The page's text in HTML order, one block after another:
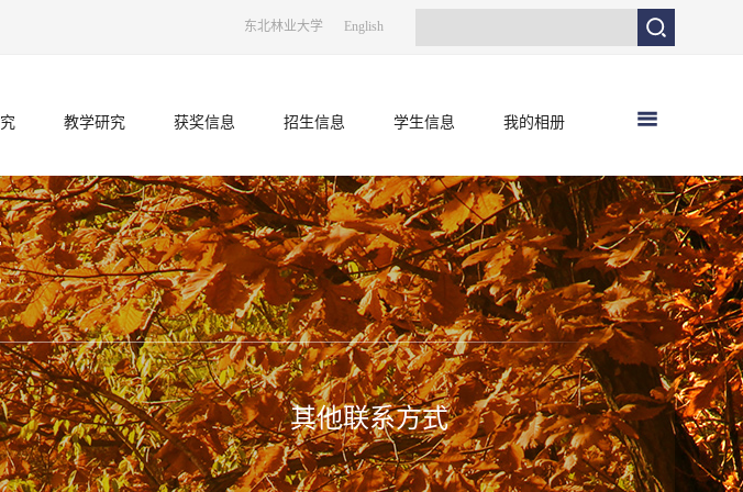
东北林业大学 English
教学研究 获奖信息 招生信息 学生信息 我的相册
其他联系方式